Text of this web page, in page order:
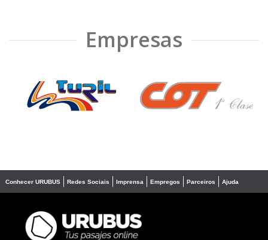
Empresas
❮ ❯
Conhecer URUBUS Redes Sociais Imprensa Empregos Parceiros Ajuda